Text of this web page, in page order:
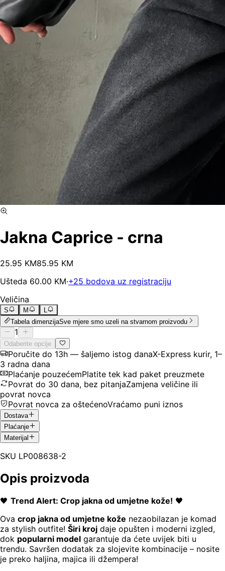
Jakna Caprice - crna
25.95 KM85.95 KM
Ušteda 60.00 KM·+25 bodova uz registraciju
Veličina
S M
L
Tabela dimenzijaSve mjere smo uzeli na stvarnom proizvodu
1
Odaberite opcije
Poručite do 13h — šaljemo istog danaX-Express kurir, 1–
3 radna dana
Plaćanje pouzećemPlatite tek kad paket preuzmete
Povrat do 30 dana, bez pitanjaZamjena veličine ili
povrat novca
Povrat novca za oštećenoVraćamo puni iznos
Dostava
Plaćanje
Materijal
SKU LP008638-2
Opis proizvoda
🖤 Trend Alert: Crop jakna od umjetne kože! 🖤
Ova crop jakna od umjetne kože nezaobilazan je komad
za stylish outfite! Širi kroj daje opušten i moderni izgled,
dok popularni model garantuje da ćete uvijek biti u
trendu. Savršen dodatak za slojevite kombinacije – nosite
je preko haljina, majica ili džempera!